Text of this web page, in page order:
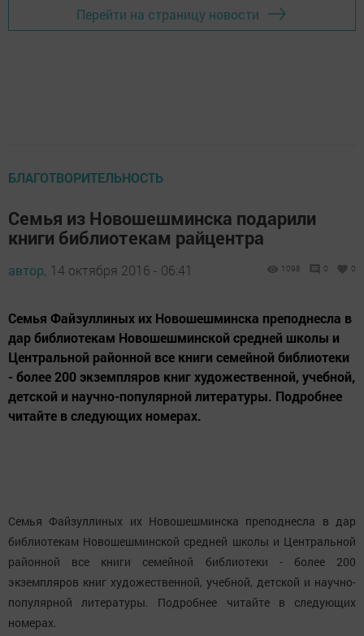
Перейти на страницу новости
БЛАГОТВОРИТЕЛЬНОСТЬ
Семья из Новошешминска подарили
книги библиотекам райцентра
автор, 14 октября 2016 - 06:41 1098 0 0
Семья Файзуллиных их Новошешминска преподнесла в
дар библиотекам Новошешминской средней школы и
Центральной районной все книги семейной библиотеки
- более 200 экземпляров книг художественной, учебной,
детской и научно-популярной литературы. Подробнее
читайте в следующих номерах.
Семья Файзуллиных их Новошешминска преподнесла в дар
библиотекам Новошешминской средней школы и Центральной
районной все книги семейной библиотеки - более 200
экземпляров книг художественной, учебной, детской и научно-
популярной литературы. Подробнее читайте в следующих
номерах.